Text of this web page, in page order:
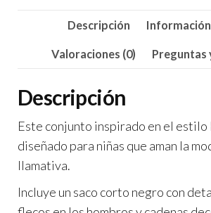
o
k
at
s
A
p
p
ail tt
er
m
p
ar
Descripción
Valoraciones (0) Preguntas
Descripción
Este conjunto inspirado en el estilo
diseñado para niñas que aman la
llamativa.
Incluye un saco corto negro con